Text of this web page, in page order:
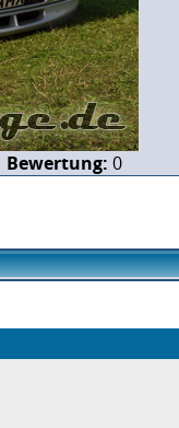
Bewertung: 0